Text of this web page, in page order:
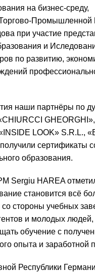
на бизнес-среду,
Промышленной
при участие
и
по развитию,
наши партнёры по
LOOK» S.R.L.,
сертификаты
образования.
Sergiu HAREA
становится всё
стороны учебных
и молодых
обучение с
опыта и заработной
Республики